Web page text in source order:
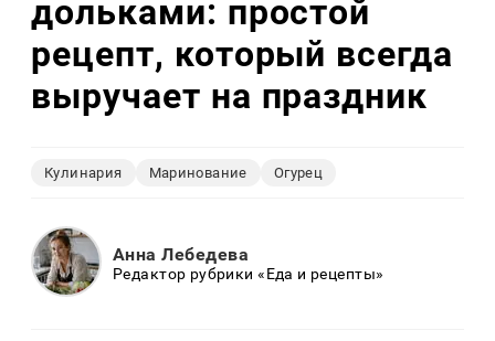
дольками: простой
рецепт, который всегда
выручает на праздник
Кулинария Маринование Огурец
Анна Лебедева
Редактор рубрики «Еда и рецепты»